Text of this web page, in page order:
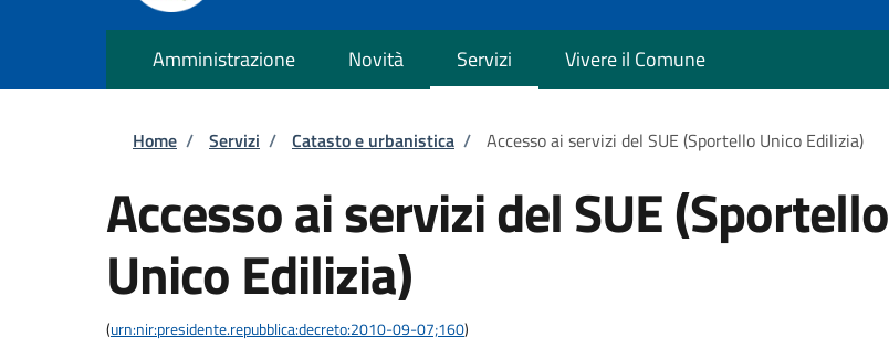
Amministrazione Novità Servizi Vivere il Comune
Briciole di pane
Home / Servizi / Catasto e urbanistica / Accesso ai servizi del SUE (Sportello Unico Edilizia)
Accesso ai servizi del SUE (Sportello
Unico Edilizia)
(urn:nir:presidente.repubblica:decreto:2010-09-07;160)